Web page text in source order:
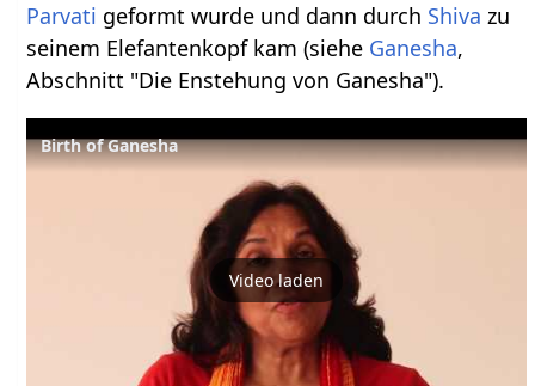
Parvati geformt wurde und dann durch Shiva zu
seinem Elefantenkopf kam (siehe Ganesha,
Abschnitt "Die Enstehung von Ganesha").
Birth of Ganesha
Video laden